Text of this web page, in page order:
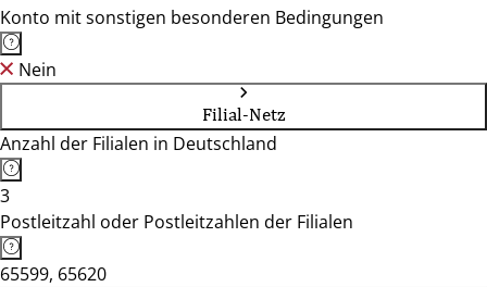
Konto mit sonstigen besonderen Bedingungen
Nein
Filial-Netz
Anzahl der Filialen in Deutschland
3
Postleitzahl oder Postleitzahlen der Filialen
65599, 65620